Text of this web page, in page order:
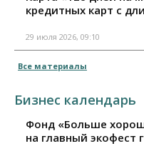
кредитных карт с
29 июля 2026, 09:10
Все материалы
Бизнес календарь
Фонд «Больше
на главный экофест